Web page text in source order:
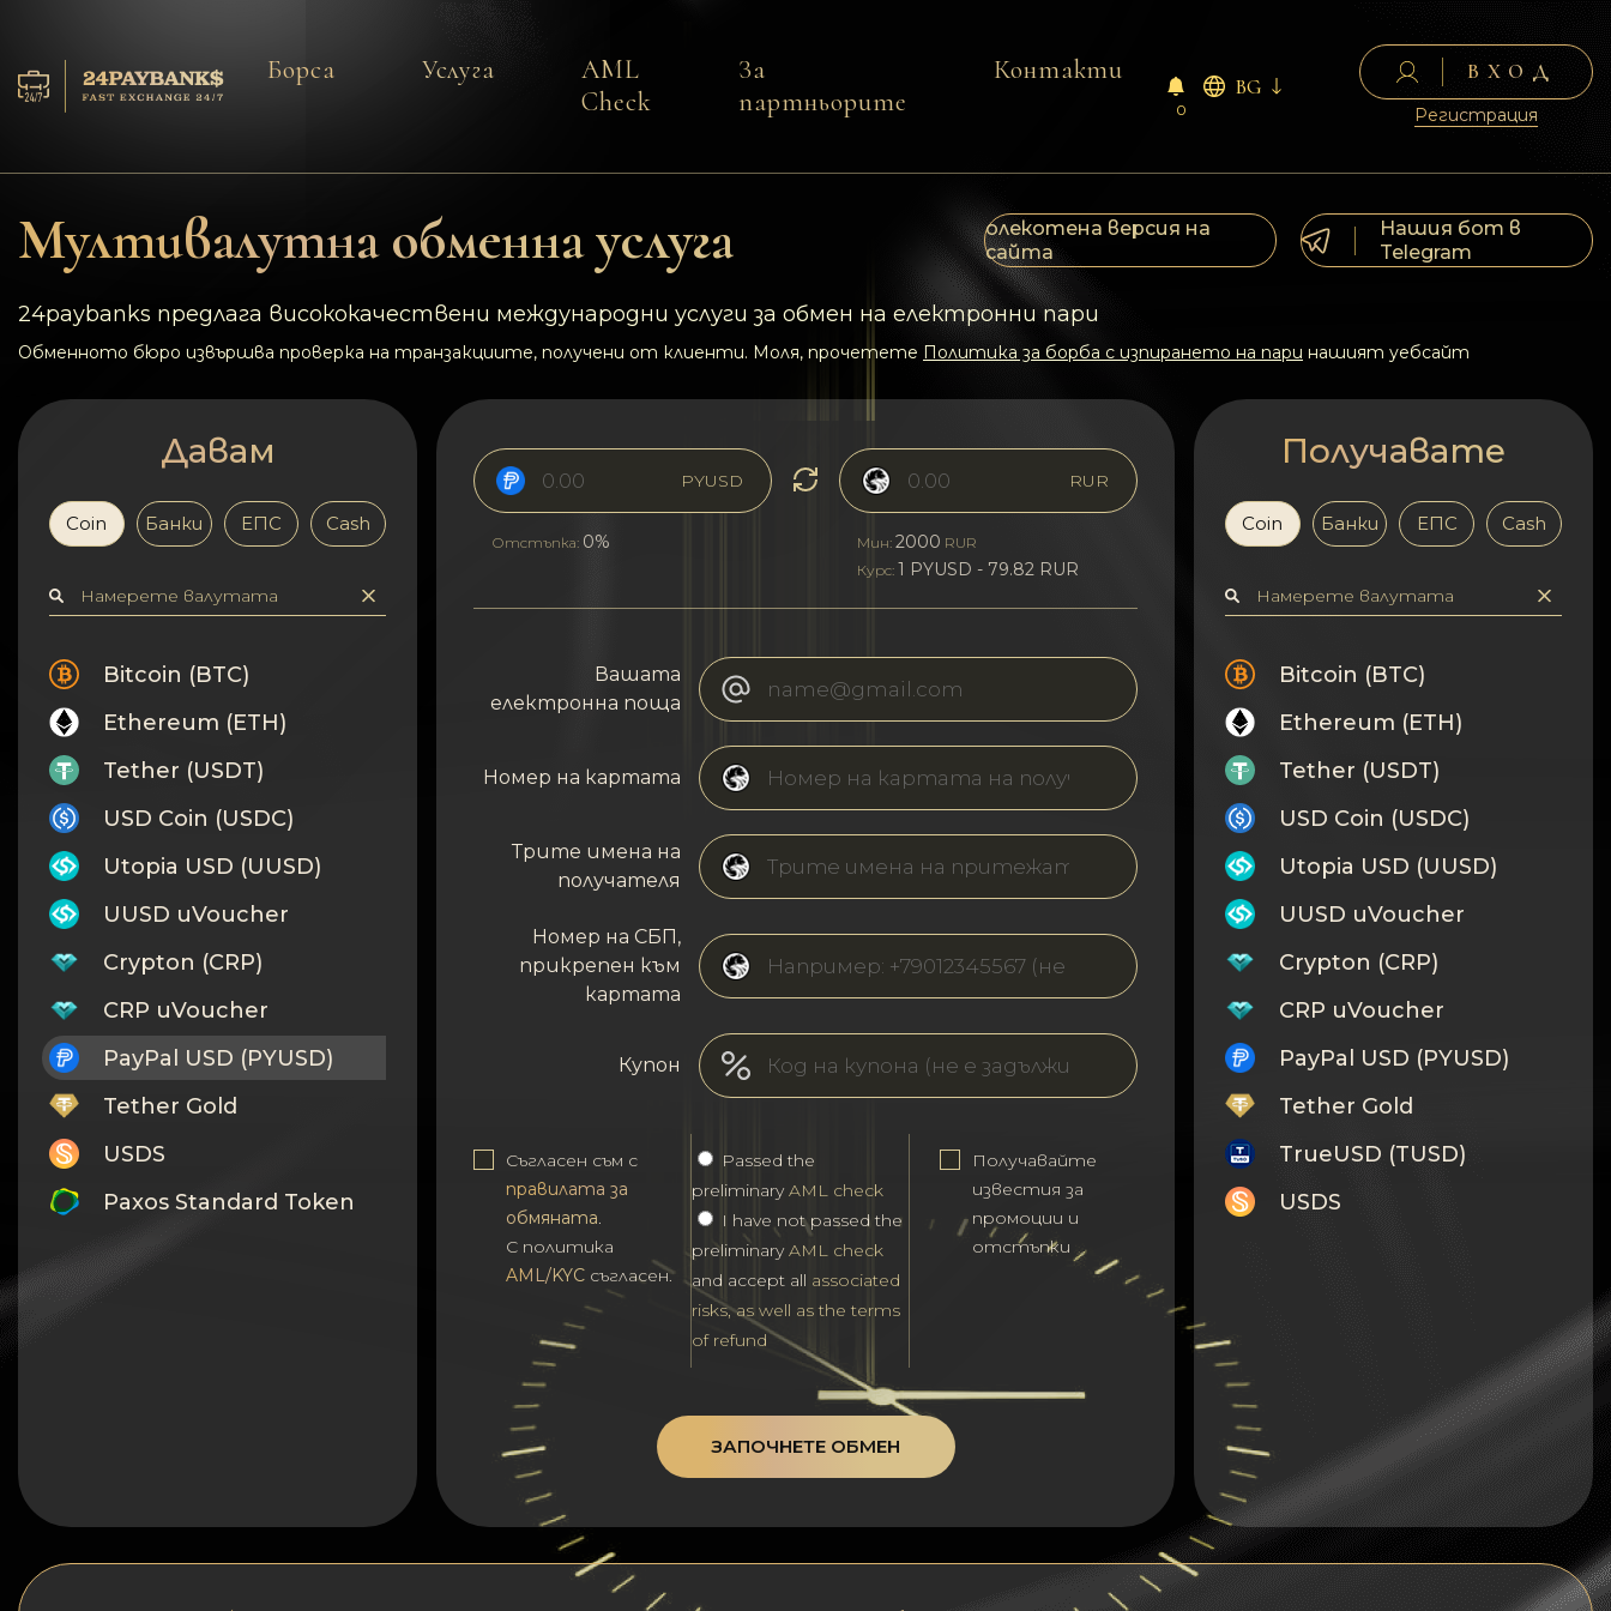
Резерва
За партньорите
Отзиви
Правила
AML/CFT
Поверителност
Контакти
Wiki
FAQ
Репутация
Карта на сайта
Борса Услуга
AML
Check
За
партньорите
Контакти
0
BG
ВХОД
Регистрация
Мултивалутна обменна услуга
олекотена версия на
сайта
Нашия бот в
Telegram
24paybanks предлага висококачествени международни услуги за обмен на електронни пари
Обменното бюро извършва проверка на транзакциите, получени от клиенти. Моля, прочетете Политика за борба с изпирането на пари нашият уебсайт
Давам
Coin Банки ЕПС Cash
Bitcoin (BTC)
Ethereum (ETH)
Tether (USDT)
USD Coin (USDC)
Utopia USD (UUSD)
UUSD uVoucher
Crypton (CRP)
CRP uVoucher
PayPal USD (PYUSD)
Tether Gold
USDS
Paxos Standard Token
PYUSD
Отстъпка: 0%
RUR
Мин: 2000 RUR
Курс: 1 PYUSD - 79.82 RUR
Вашата
електронна поща
Номер на картата
Трите имена на
получателя
Номер на СБП,
прикрепен към
картата
Купон
Съгласен съм с
правилата за
обмяната.
С политика
AML/KYC съгласен.
Passed the
preliminaryAML check
I have not passed the
preliminaryAML check
and accept all associated
risks, as well as the terms
of refund
Получавайте
известия за
промоции и
отстъпки
ЗАПОЧНЕТЕ ОБМЕН
Получавате
Coin Банки ЕПС Cash
Bitcoin (BTC)
Ethereum (ETH)
Tether (USDT)
USD Coin (USDC)
Utopia USD (UUSD)
UUSD uVoucher
Crypton (CRP)
CRP uVoucher
PayPal USD (PYUSD)
Tether Gold
TrueUSD (TUSD)
USDS
Notcoin (NOT)
BNB BEP20
Stellar